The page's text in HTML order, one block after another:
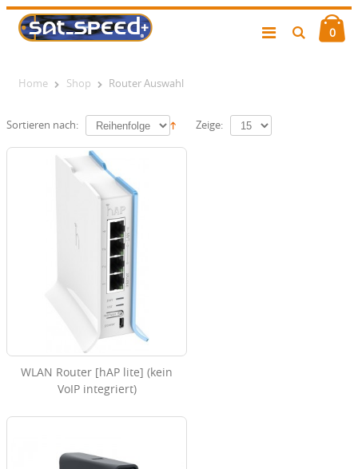
0
Home Shop Router Auswahl
Sortieren nach: Zeige:
WLAN Router [hAP lite] (kein
VoIP integriert)